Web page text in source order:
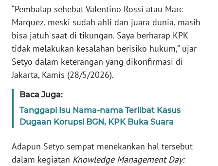
“Pembalap sehebat Valentino Rossi atau Marc
Marquez, meski sudah ahli dan juara dunia, masih
bisa jatuh saat di tikungan. Saya berharap KPK
tidak melakukan kesalahan berisiko hukum,” ujar
Setyo dalam keterangan yang dikonfirmasi di
Jakarta, Kamis (28/5/2026).
Baca Juga:
Tanggapi Isu Nama-nama Terlibat Kasus
Dugaan Korupsi BGN, KPK Buka Suara
Adapun Setyo sempat menekankan hal tersebut
dalam kegiatan Knowledge Management Day:
KAMI
INFO
IKLAN
TENTANG
KAMI
MEDIA
SIBER
REDAKSI